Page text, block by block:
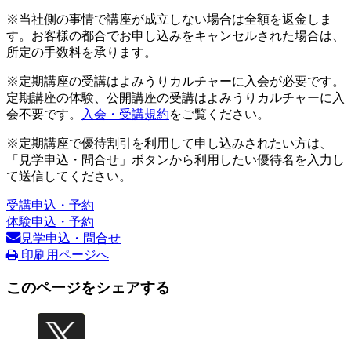
※当社側の事情で講座が成立しない場合は全額を返金しま
す。お客様の都合でお申し込みをキャンセルされた場合は、
所定の手数料を承ります。
※定期講座の受講はよみうりカルチャーに入会が必要です。
定期講座の体験、公開講座の受講はよみうりカルチャーに入
会不要です。
入会・受講規約をご覧ください。
※定期講座で優待割引を利用して申し込みされたい方は、
「見学申込・問合せ」ボタンから利用したい優待名を入力し
て送信してください。
受講申込・予約
体験申込・予約
見学申込・問合せ
印刷用ページへ
このページをシェアする